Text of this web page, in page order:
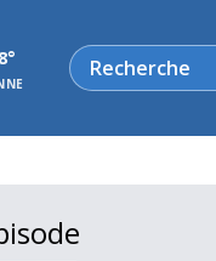
Rechercher